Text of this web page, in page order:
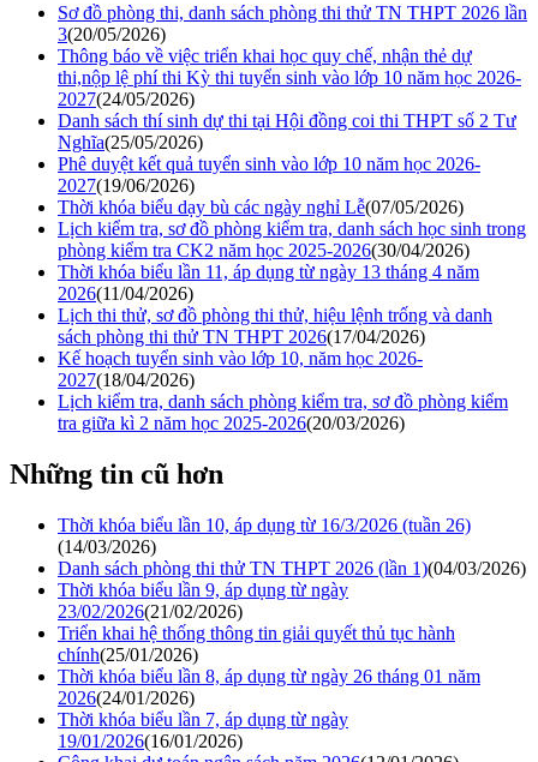
Sơ đồ phòng thi, danh sách phòng thi thử TN THPT 2026 lần
3(20/05/2026)
Thông báo về việc triển khai học quy chế, nhận thẻ dự
thi,nộp lệ phí thi Kỳ thi tuyển sinh vào lớp 10 năm học 2026-
2027(24/05/2026)
Danh sách thí sinh dự thi tại Hội đồng coi thi THPT số 2 Tư
Nghĩa(25/05/2026)
Phê duyệt kết quả tuyển sinh vào lớp 10 năm học 2026-
2027(19/06/2026)
Thời khóa biểu dạy bù các ngày nghỉ Lễ(07/05/2026)
Lịch kiểm tra, sơ đồ phòng kiểm tra, danh sách học sinh trong
phòng kiểm tra CK2 năm học 2025-2026(30/04/2026)
Thời khóa biểu lần 11, áp dụng từ ngày 13 tháng 4 năm
2026(11/04/2026)
Lịch thi thử, sơ đồ phòng thi thử, hiệu lệnh trống và danh
sách phòng thi thử TN THPT 2026(17/04/2026)
Kế hoạch tuyển sinh vào lớp 10, năm học 2026-
2027(18/04/2026)
Lịch kiểm tra, danh sách phòng kiểm tra, sơ đồ phòng kiểm
tra giữa kì 2 năm học 2025-2026(20/03/2026)
Những tin cũ hơn
Thời khóa biểu lần 10, áp dụng từ 16/3/2026 (tuần 26)
(14/03/2026)
Danh sách phòng thi thử TN THPT 2026 (lần 1)(04/03/2026)
Thời khóa biểu lần 9, áp dụng từ ngày
23/02/2026(21/02/2026)
Triển khai hệ thống thông tin giải quyết thủ tục hành
chính(25/01/2026)
Thời khóa biểu lần 8, áp dụng từ ngày 26 tháng 01 năm
2026(24/01/2026)
Thời khóa biểu lần 7, áp dụng từ ngày
19/01/2026(16/01/2026)